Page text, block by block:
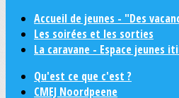
Accueil de jeunes - "Des
Les soirées et les sorties
La caravane - Espace jeunes
Qu'est ce que c'est ?
CMEJ Noordpeene